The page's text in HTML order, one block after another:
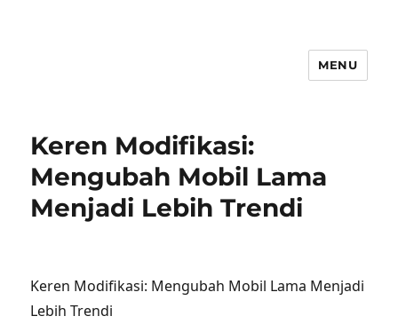
MENU
Keren Modifikasi:
Mengubah Mobil Lama
Menjadi Lebih Trendi
Keren Modifikasi: Mengubah Mobil Lama Menjadi
Lebih Trendi